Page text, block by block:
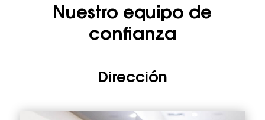
Nuestro equipo de
confianza
Dirección